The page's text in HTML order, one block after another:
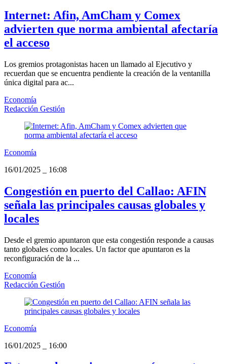
Internet: Afin, AmCham y Comex
advierten que norma ambiental afectaría
el acceso
Los gremios protagonistas hacen un llamado al Ejecutivo y
recuerdan que se encuentra pendiente la creación de la ventanilla
única digital para ac...
Economía
Redacción Gestión
Economía
16/01/2025
16:08
Congestión en puerto del Callao: AFIN
señala las principales causas globales y
locales
Desde el gremio apuntaron que esta congestión responde a causas
tanto globales como locales. Un factor que apuntaron es la
reconfiguración de la ...
Economía
Redacción Gestión
Economía
16/01/2025
16:00